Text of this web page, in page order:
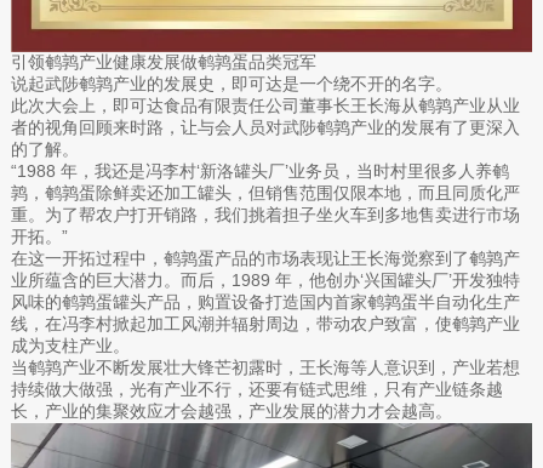
引领鹌鹑产业健康发展做鹌鹑蛋品类冠军
说起武陟鹌鹑产业的发展史，即可达是一个绕不开的名字。
此次大会上，即可达食品有限责任公司董事长王长海从鹌鹑产业从业
者的视角回顾来时路，让与会人员对武陟鹌鹑产业的发展有了更深入
的了解。
“1988 年，我还是冯李村‘新洛罐头厂’业务员，当时村里很多人养鹌
鹑，鹌鹑蛋除鲜卖还加工罐头，但销售范围仅限本地，而且同质化严
重。为了帮农户打开销路，我们挑着担子坐火车到多地售卖进行市场
开拓。”
在这一开拓过程中，鹌鹑蛋产品的市场表现让王长海觉察到了鹌鹑产
业所蕴含的巨大潜力。而后，1989 年，他创办‘兴国罐头厂’开发独特
风味的鹌鹑蛋罐头产品，购置设备打造国内首家鹌鹑蛋半自动化生产
线，在冯李村掀起加工风潮并辐射周边，带动农户致富，使鹌鹑产业
成为支柱产业。
当鹌鹑产业不断发展壮大锋芒初露时，王长海等人意识到，产业若想
持续做大做强，光有产业不行，还要有链式思维，只有产业链条越
长，产业的集聚效应才会越强，产业发展的潜力才会越高。